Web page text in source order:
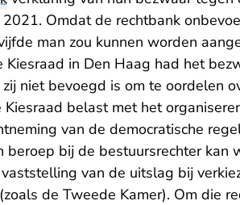
Omdat de rechtbank
man zou kunnen worden
in Den Haag had het
niet bevoegd is om te oordelen
belast met het
van de democratische
bij de bestuursrechter kan
van de uitslag bij
de Tweede Kamer). Om die